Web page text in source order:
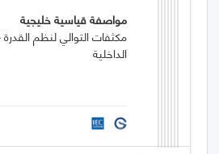
مواصفة قياسية خليجية
الداخلية